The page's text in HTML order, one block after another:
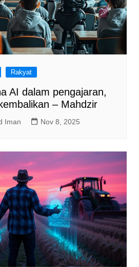
Rakyat
AI dalam pengajaran,
– Mahdzir
Iman Nov 8, 2025